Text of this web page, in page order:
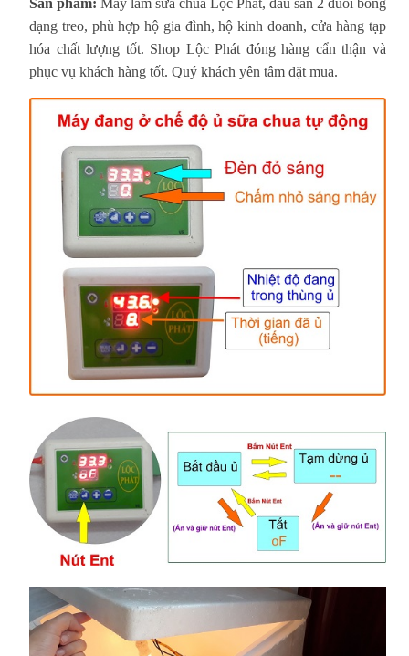
Sản phẩm: Máy làm sữa chua Lộc Phát, đấu sẵn 2 đuôi bóng
dạng treo, phù hợp hộ gia đình, hộ kinh doanh, cửa hàng tạp
hóa chất lượng tốt. Shop Lộc Phát đóng hàng cẩn thận và
phục vụ khách hàng tốt. Quý khách yên tâm đặt mua.